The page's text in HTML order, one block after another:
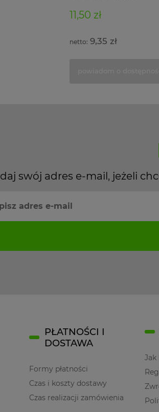
11,50 zł
9,35 zł
swój adres e-mail, jeżeli
PŁATNOŚCI I
DOSTAWA
Formy płatności
Czas i koszty dostawy
Czas realizacji zamówienia
Jak